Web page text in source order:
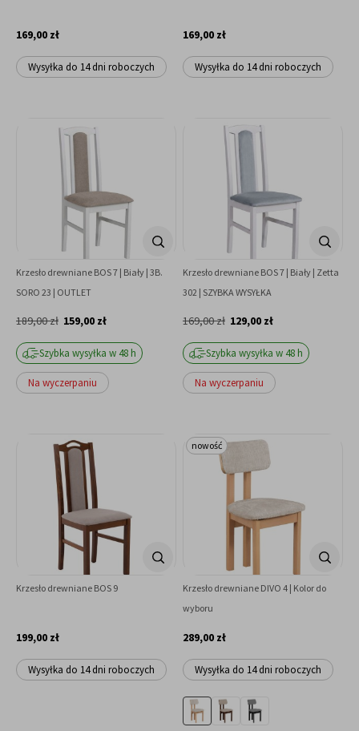
169,00 zł
Wysyłka do 14 dni roboczych
169,00 zł
Wysyłka do 14 dni roboczych
Krzesło drewniane BOS 7 | Biały | 3B.
SORO 23 | OUTLET
159,00 zł
189,00 zł
Szybka wysyłka w 48 h
Na wyczerpaniu
Krzesło drewniane BOS 7 | Biały | Zetta
302 | SZYBKA WYSYŁKA
129,00 zł
169,00 zł
Szybka wysyłka w 48 h
Na wyczerpaniu
Krzesło drewniane BOS 9
199,00 zł
Wysyłka do 14 dni roboczych
Krzesło drewniane DIVO 4 | Kolor do
wyboru
289,00 zł
Wysyłka do 14 dni roboczych
nowość